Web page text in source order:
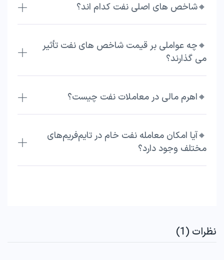
🔸شاخص های اصلی نفت کدام اند؟
🔸چه عواملی بر قیمت شاخص های نفت تأثیر
می گذارند؟
🔸اهرم مالی در معاملات نفت چیست؟
🔸آیا امکان معامله نفت خام در تایم‌فریم‌های
مختلف وجود دارد؟
نظرات (1)